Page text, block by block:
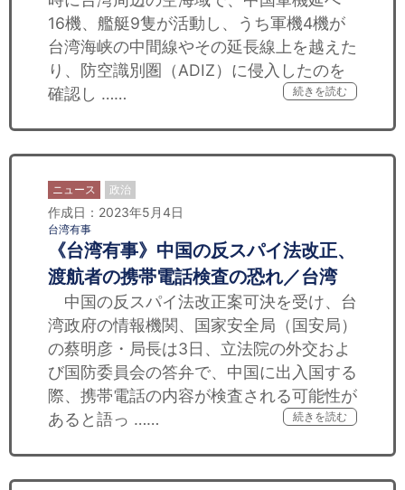
16機、艦艇9隻が活動し、うち軍機4機が
台湾海峡の中間線やその延長線上を越えた
り、防空識別圏（ADIZ）に侵入したのを
確認し ……
続きを読む
ニュース 政治
作成日：2023年5月4日
台湾有事
《台湾有事》中国の反スパイ法改正、
渡航者の携帯電話検査の恐れ／台湾
中国の反スパイ法改正案可決を受け、台
湾政府の情報機関、国家安全局（国安局）
の蔡明彦・局長は3日、立法院の外交およ
び国防委員会の答弁で、中国に出入国する
際、携帯電話の内容が検査される可能性が
あると語っ ……
続きを読む